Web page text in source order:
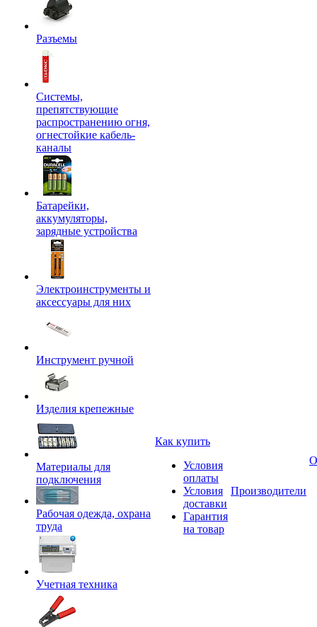
Разъемы
Системы,
препятствующие
распространению огня,
огнестойкие кабель-
каналы
Батарейки,
аккумуляторы,
зарядные устройства
Электроинструменты и
аксессуары для них
Инструмент ручной
Изделия крепежные
Материалы для
подключения
Рабочая одежда, охрана
труда
Учетная техника
Как купить
Условия
оплаты
Условия
доставки
Гарантия
на товар
Производители